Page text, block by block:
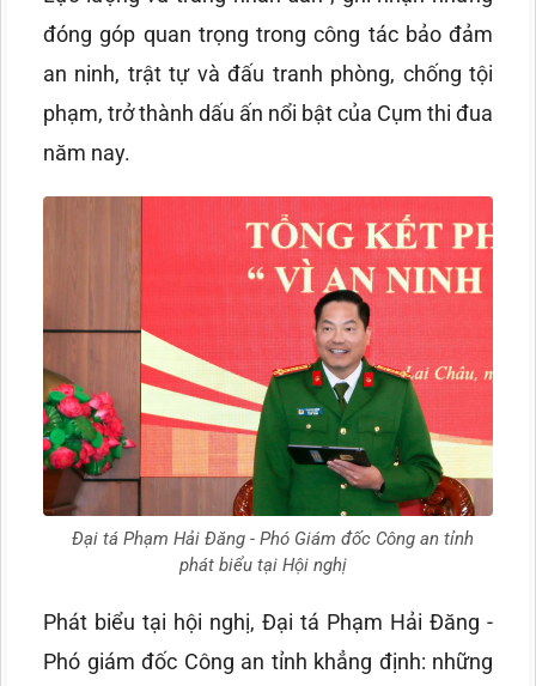
đóng góp quan trọng trong công tác bảo đảm
an ninh, trật tự và đấu tranh phòng, chống tội
phạm, trở thành dấu ấn nổi bật của Cụm thi đua
năm nay.
Đại tá Phạm Hải Đăng - Phó Giám đốc Công an tỉnh
phát biểu tại Hội nghị
Phát biểu tại hội nghị, Đại tá Phạm Hải Đăng -
Phó giám đốc Công an tỉnh khẳng định: những